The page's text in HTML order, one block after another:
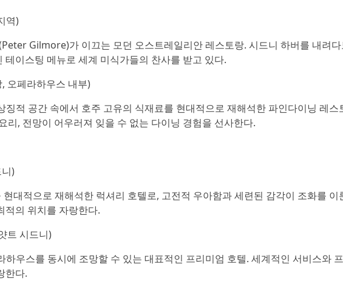
역)
Gilmore)가 이끄는 모던 오스트레일리안 레스토랑. 시드니 하버를 내려다
테이스팅 메뉴로 세계 미식가들의 찬사를 받고 있다.
오페라하우스 내부)
징적 공간 속에서 호주 고유의 식재료를 현대적으로 재해석한 파인다이닝 레스
리, 전망이 어우러져 잊을 수 없는 다이닝 경험을 선사한다.
)
대적으로 재해석한 럭셔리 호텔로, 고전적 우아함과 세련된 감각이 조화를 이
적의 위치를 자랑한다.
트 시드니)
하우스를 동시에 조망할 수 있는 대표적인 프리미엄 호텔. 세계적인 서비스와
한다.